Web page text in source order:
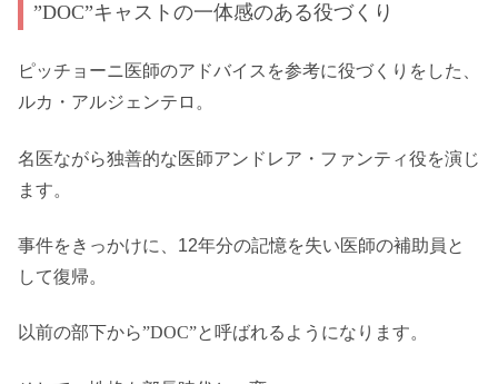
”DOC”キャストの一体感のある役づくり
ピッチョーニ医師のアドバイスを参考に役づくりをした、
ルカ・アルジェンテロ。
名医ながら独善的な医師アンドレア・ファンティ役を演じ
ます。
事件をきっかけに、12年分の記憶を失い医師の補助員と
して復帰。
以前の部下から”DOC”と呼ばれるようになります。